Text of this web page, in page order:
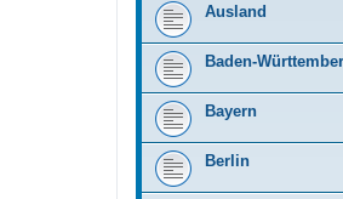
Ausland
Baden-
Bayern
Berlin